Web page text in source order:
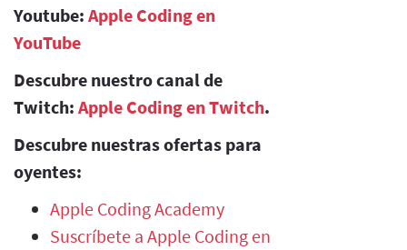
Youtube: Apple Coding en
YouTube
Descubre nuestro canal de
Twitch: Apple Coding en Twitch.
Descubre nuestras ofertas para
oyentes:
Apple Coding Academy
Suscríbete a Apple Coding en